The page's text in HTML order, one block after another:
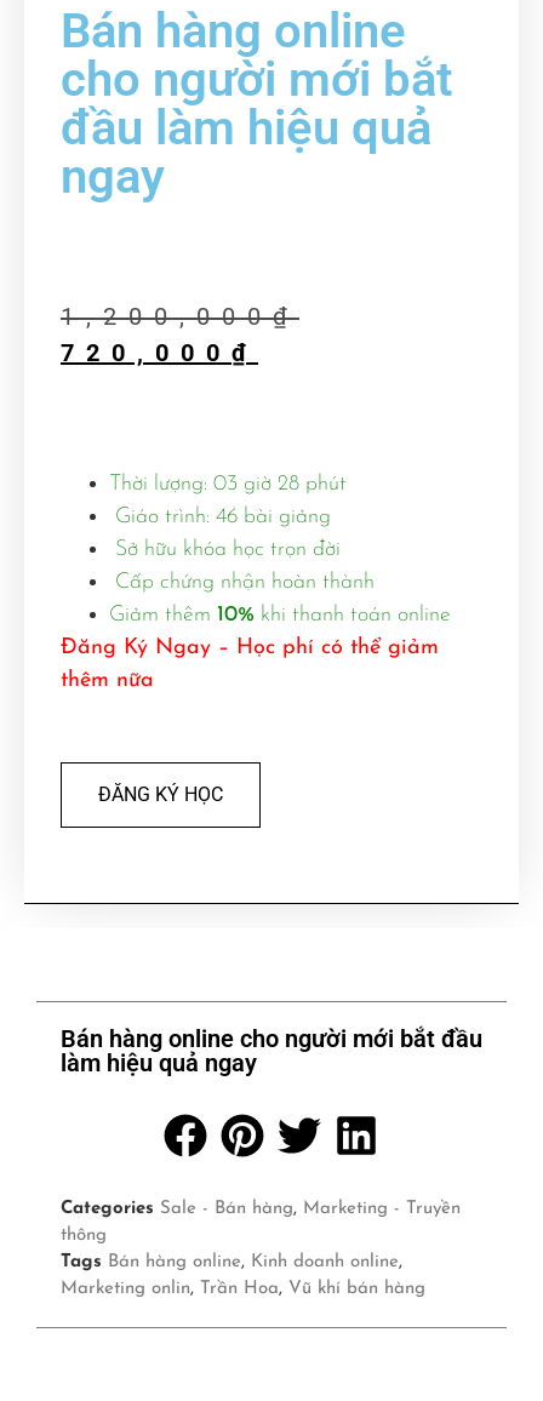
Bán hàng online
cho người mới bắt
đầu làm hiệu quả
ngay
1,200,000₫
720,000 ₫
Thời lượng: 03 giờ 28 phút
Giáo trình: 46 bài giảng
Sở hữu khóa học trọn đời
Cấp chứng nhận hoàn thành
Giảm thêm 10% khi thanh toán online
Đăng Ký Ngay – Học phí có thể giảm
thêm nữa
ĐĂNG KÝ HỌC
Bán hàng online cho người mới bắt đầu
làm hiệu quả ngay
Categories Sale - Bán hàng, Marketing - Truyền
thông
Tags Bán hàng online, Kinh doanh online,
Marketing onlin, Trần Hoa, Vũ khí bán hàng